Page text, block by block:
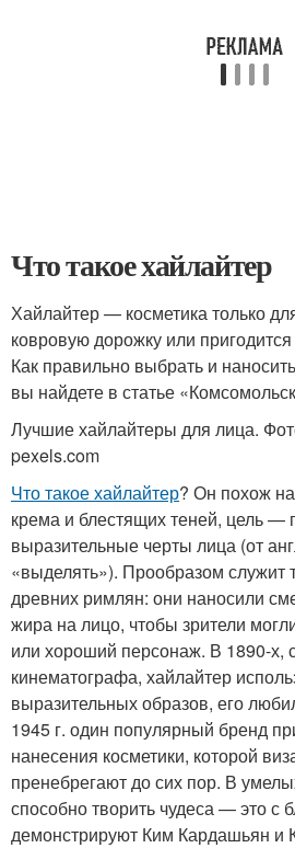
Что такое хайлайтер
Хайлайтер — косметика только
ковровую дорожку или
Как правильно выбрать и
вы найдете в статье
Лучшие хайлайтеры для лица.
pexels.com
Что такое хайлайтер? Он похож
крема и блестящих теней, цель —
выразительные черты лица (от
«выделять»). Прообразом служит
древних римлян: они наносили
жира на лицо, чтобы зрители
или хороший персонаж. В 1890-х,
кинематографа, хайлайтер
выразительных образов, его
1945 г. один популярный бренд
нанесения косметики, которой
пренебрегают до сих пор. В
способно творить чудеса — это с
демонстрируют Ким Кардашьян и